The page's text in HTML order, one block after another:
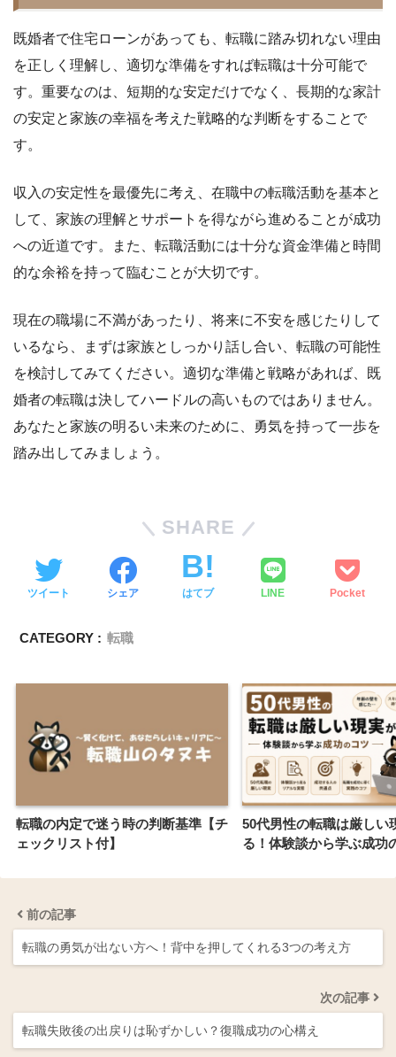
既婚者で住宅ローンがあっても、転職に踏み切れない理由
を正しく理解し、適切な準備をすれば転職は十分可能で
す。重要なのは、短期的な安定だけでなく、長期的な家計
の安定と家族の幸福を考えた戦略的な判断をすることで
す。
収入の安定性を最優先に考え、在職中の転職活動を基本と
して、家族の理解とサポートを得ながら進めることが成功
への近道です。また、転職活動には十分な資金準備と時間
的な余裕を持って臨むことが大切です。
現在の職場に不満があったり、将来に不安を感じたりして
いるなら、まずは家族としっかり話し合い、転職の可能性
を検討してみてください。適切な準備と戦略があれば、既
婚者の転職は決してハードルの高いものではありません。
あなたと家族の明るい未来のために、勇気を持って一歩を
踏み出してみましょう。
SHARE
ツイート シェア はてブ LINE Pocket
CATEGORY : 転職
転職の内定で迷う時の判断基準【チ
ェックリスト付】
50代男性の転職は厳しい
る！体験談から学ぶ成功
前の記事
転職の勇気が出ない方へ！背中を押してくれる3つの考え方
次の記事
転職失敗後の出戻りは恥ずかしい？復職成功の心構え